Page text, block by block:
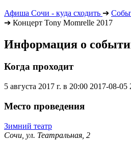
Афиша Сочи - куда сходить ➔
➔ Концерт Tony Momrelle 2017
Информация о
Когда проходит
5 августа 2017 г. в 20:00 2017-08-05
Место проведения
Зимний театр
Сочи, ул. Театральная, 2